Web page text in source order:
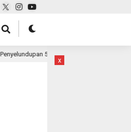
Timah ke Malaysia Dibongkar, Bareskrim
x